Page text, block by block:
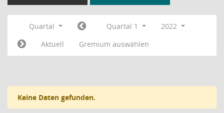
Quartal Quartal 1
2022
Aktuell
Gremium auswählen
Keine Daten gefunden.